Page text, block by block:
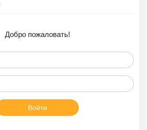
Добро пожаловать!
Войти